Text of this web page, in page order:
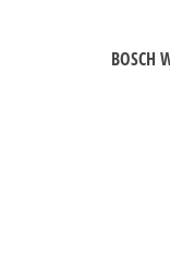
BOSCH